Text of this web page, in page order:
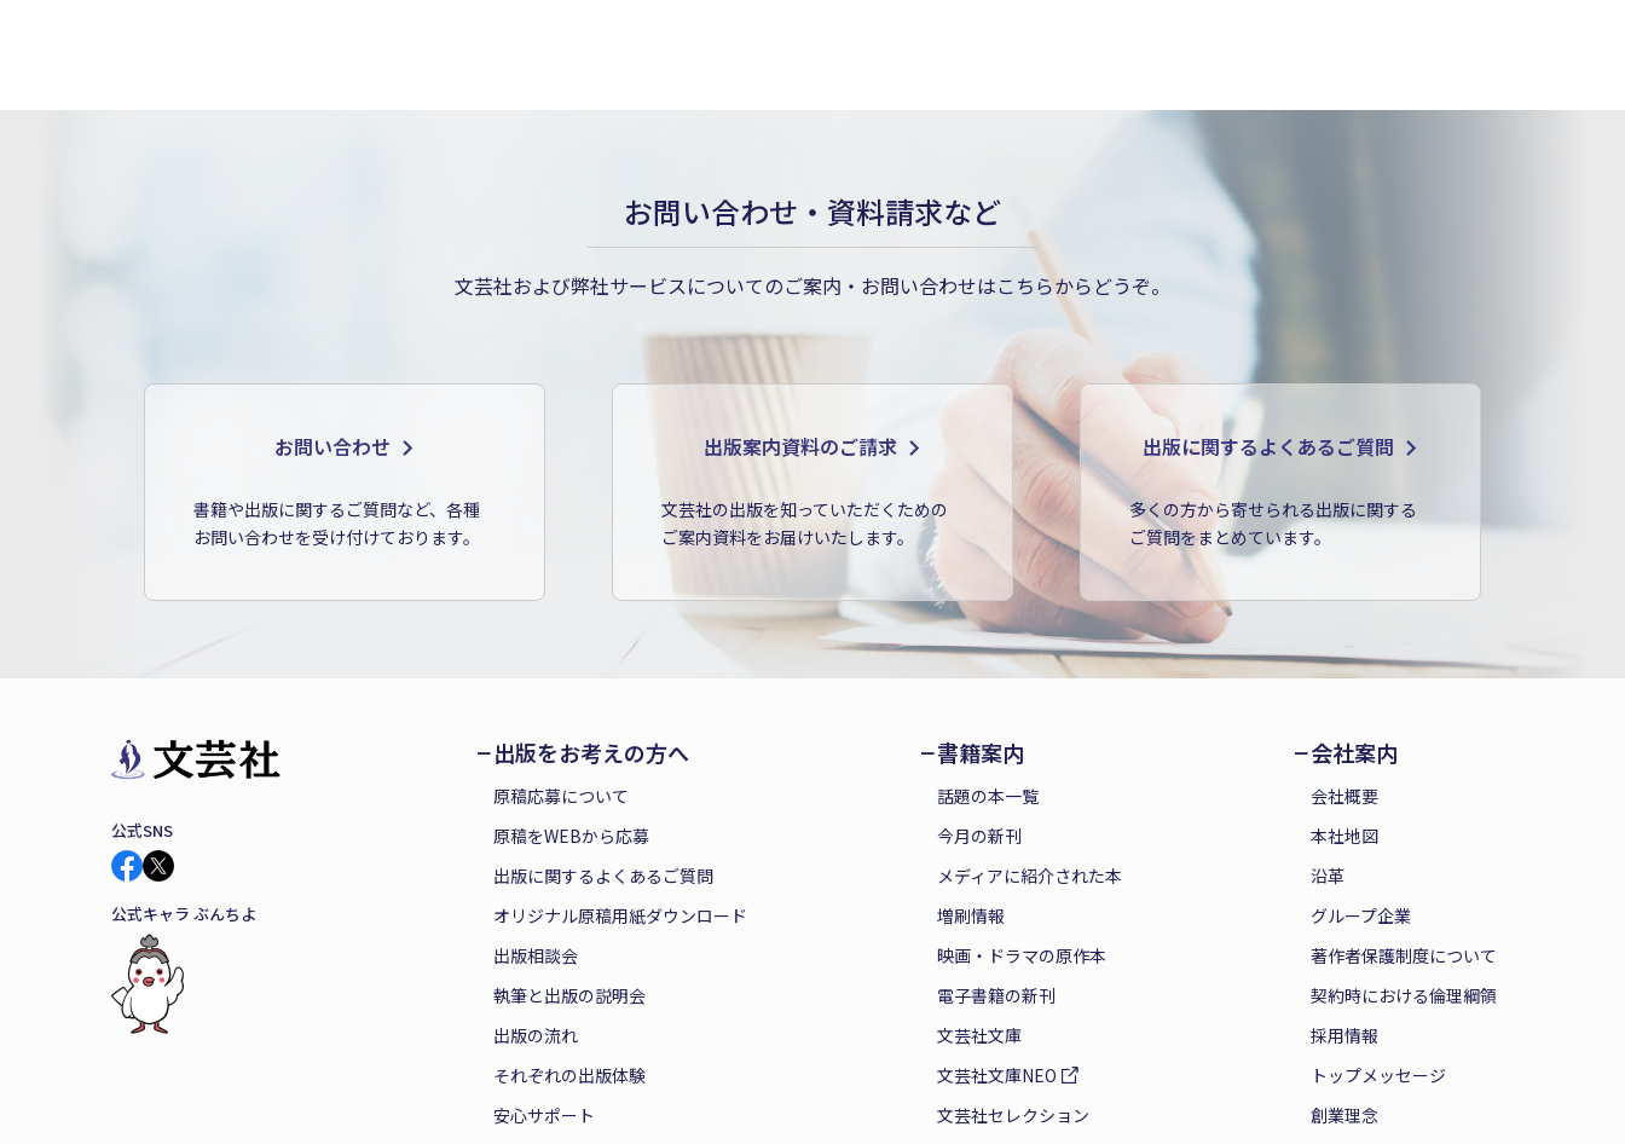
お問い合わせ・資料請求など
文芸社および弊社サービスについてのご案内・お問い合わせはこちらからどうぞ。
お問い合わせ
書籍や出版に関するご質問など、各種
お問い合わせを受け付けております。
出版案内資料のご請求
文芸社の出版を知っていただくための
ご案内資料をお届けいたします。
出版に関するよくあるご質問
多くの方から寄せられる出版に関する
ご質問をまとめています。
公式SNS
公式キャラ ぶんちよ
出版をお考えの方へ
原稿応募について
原稿をWEBから応募
出版に関するよくあるご質問
オリジナル原稿用紙ダウンロード
出版相談会
執筆と出版の説明会
出版の流れ
それぞれの出版体験
安心サポート
書籍案内
話題の本一覧
今月の新刊
メディアに紹介された本
増刷情報
映画・ドラマの原作本
電子書籍の新刊
文芸社文庫
文芸社文庫NEO
文芸社セレクション
会社案内
会社概要
本社地図
沿革
グループ企業
著作者保護制度について
契約時における倫理綱領
採用情報
トップメッセージ
創業理念